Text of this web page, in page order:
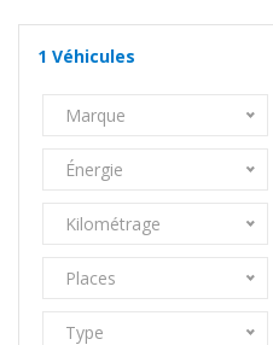
1 Véhicules
Marque
Énergie
Kilométrage
Places
Type